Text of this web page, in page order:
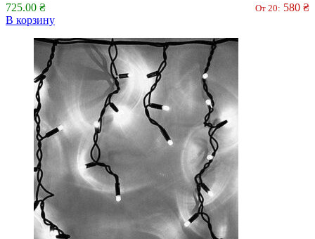
725.00 ₴ От 20: 580 ₴
В корзину